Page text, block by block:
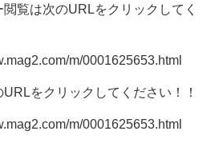
は次のURLをクリックしてく
m/0001625653.html
をクリックしてください！！
m/0001625653.html